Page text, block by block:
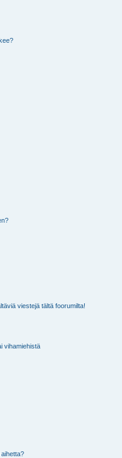
viestejä tältä foorumilta!
vihamiehistä